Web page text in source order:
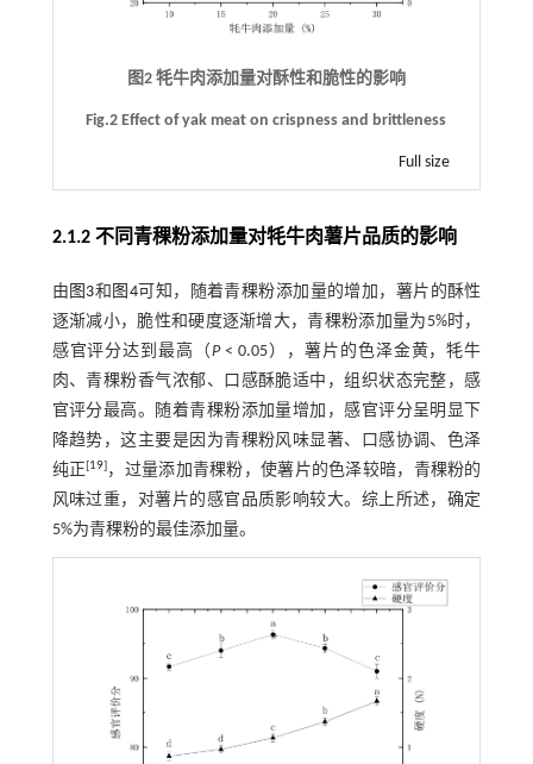
图2 牦牛肉添加量对酥性和脆性的影响
Fig.2 Effect of yak meat on crispness and brittleness
Full size
2.1.2 不同青稞粉添加量对牦牛肉薯片品质的影响
由 图3和 图4可知，随着青稞粉添加量的增加，薯片的酥性
逐渐减小，脆性和硬度逐渐增大，青稞粉添加量为5%时，
感官评分达到最高（P< 0.05），薯片的色泽金黄，牦牛
肉、青稞粉香气浓郁、口感酥脆适中，组织状态完整，感
官评分最高。随着青稞粉添加量增加，感官评分呈明显下
降趋势，这主要是因为青稞粉风味显著、口感协调、色泽
纯正[19] ，过量添加青稞粉，使薯片的色泽较暗，青稞粉的
风味过重，对薯片的感官品质影响较大。综上所述，确定
5%为青稞粉的最佳添加量。